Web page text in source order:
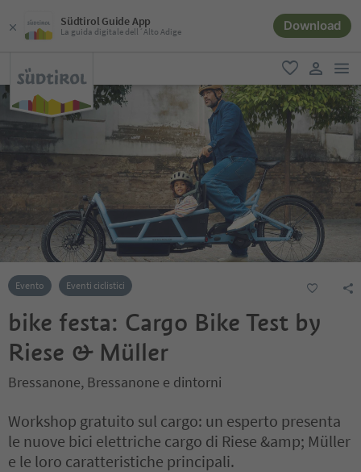
Südtirol Guide App
La guida digitale dell´Alto Adige Download
favoriti
user link
Evento Eventi ciclistici
bike festa: Cargo Bike Test by
Riese & Müller
Bressanone, Bressanone e dintorni
Workshop gratuito sul cargo: un esperto presenta
le nuove bici elettriche cargo di Riese &amp; Müller
e le loro caratteristiche principali.